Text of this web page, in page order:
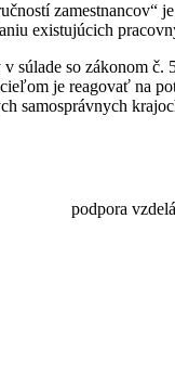
zamestnancov“
existujúcich
súlade so zákonom č.
je reagovať na
samosprávnych
podpora